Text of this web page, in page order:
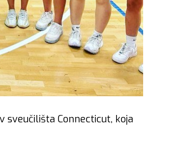
sveučilišta Connecticut, koja